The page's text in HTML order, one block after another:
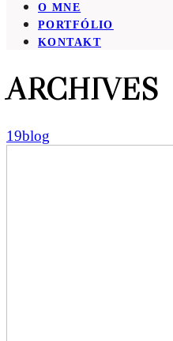
O MNE
PORTFÓLIO
KONTAKT
ARCHIVES
19blog